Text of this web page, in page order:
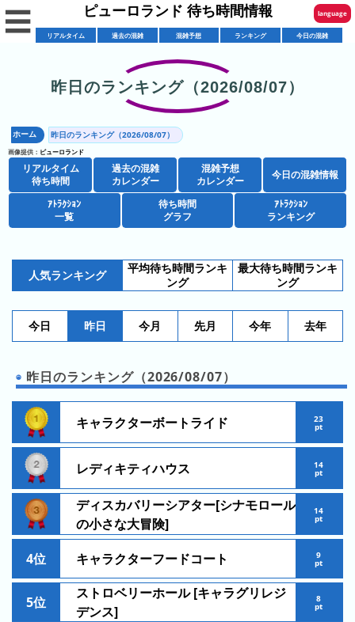
ア
ル
タ
イ
時
間
混
雑
カ
ー
混
カ
レ
ン
ダ
ー
ト
ラ
ン
一
覧
ョ
ッ
プ
一
ア
ト
ラ
ク
シ
ョ
ン
一
覧
人
気
ン
キ
ン
グ
今
日
ラ
キ
ン
グ
昨
日
の
ラ
ン
キ
ン
English
한국어
ภาษาไทย
日本語
☰ ピューロランド 待ち時間情報 language
リアルタイム 過去の混雑 混雑予想 ランキング 今日の混雑
昨日のランキング（2026/08/07）
ホーム 昨日のランキング（2026/08/07）
画像提供： ピューロランド
リアルタイム
待ち時間
過去の混雑
カレンダー
混雑予想
カレンダー
今日の混雑情報
ｱﾄﾗｸｼｮﾝ
一覧
待ち時間
グラフ
ｱﾄﾗｸｼｮﾝ
ランキング
人気ランキング
平均待ち時間ランキ
ング
最大待ち時間ランキ
ング
今日 昨日 今月 先月 今年 去年
昨日のランキング（2026/08/07）
キャラクターボートライド 23
pt
レディキティハウス 14
pt
ディスカバリーシアター[シナモロール
の小さな大冒険]
14
pt
4位 キャラクターフードコート 9
pt
5位
ストロベリーホール [キャラグリレジ
デンス]
8
pt